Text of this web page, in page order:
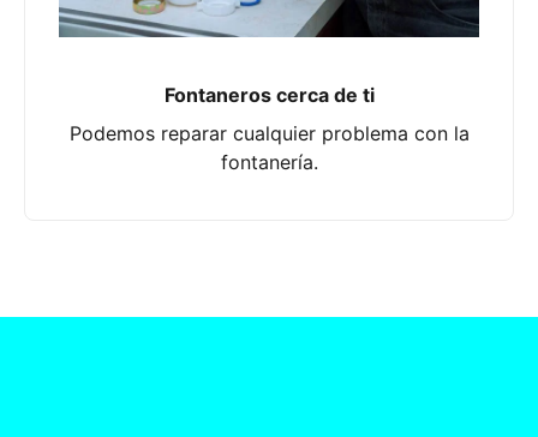
Fontaneros cerca de ti
Podemos reparar cualquier problema con la
fontanería.